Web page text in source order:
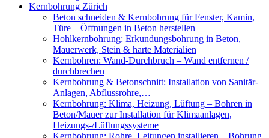
Kernbohrung Zürich
Beton schneiden & Kernbohrung für Fenster, Kamin,
Türe – Öffnungen in Beton herstellen
Hohlkernbohrung: Erkundungsbohrung in Beton,
Mauerwerk, Stein & harte Materialien
Kernbohren: Wand-Durchbruch – Wand entfernen /
durchbrechen
Kernbohrung & Betonschnitt: Installation von Sanitär-
Anlagen, Abflussrohre,…
Kernbohrung: Klima, Heizung, Lüftung – Bohren in
Beton/Mauer zur Installation für Klimaanlagen,
Heizungs-/Lüftungssysteme
Kernbohrung: Rohre, Leitungen installieren – Bohrung